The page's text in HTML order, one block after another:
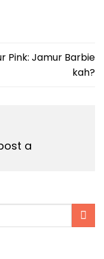
Pink: Jamur Barbie
kah?
a